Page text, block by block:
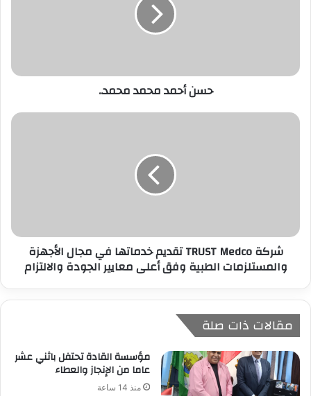
ر
ي
حسن أحمد محمد محمد..
شركة TRUST Medco تقديم خدماتها في مجال الأجهزة
والمستلزمات الطبية وفق أعلى معايير الجودة والالتزام
مقالات ذات صلة
مؤسسة القادة تحتفل باثني عشر
عاما من الإنجاز والعطاء
منذ 14 ساعة